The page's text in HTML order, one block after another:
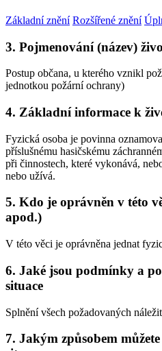
Základní znění Rozšířené znění
3. Pojmenování (název)
Postup občana, u kterého vznikl
jednotkou požární ochrany)
4. Základní informace k
Fyzická osoba je povinna
příslušnému hasičskému
při činnostech, které vykonává,
nebo užívá.
5. Kdo je oprávněn v této
apod.)
V této věci je oprávněna jednat
6. Jaké jsou podmínky a
situace
Splnění všech požadovaných
7. Jakým způsobem